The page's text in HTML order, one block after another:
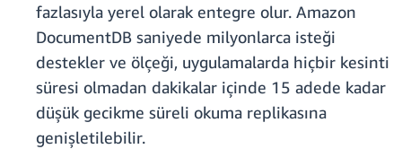
fazlasıyla yerel olarak entegre olur. Amazon
DocumentDB saniyede milyonlarca isteği
destekler ve ölçeği, uygulamalarda hiçbir kesinti
süresi olmadan dakikalar içinde 15 adede kadar
düşük gecikme süreli okuma replikasına
genişletilebilir.